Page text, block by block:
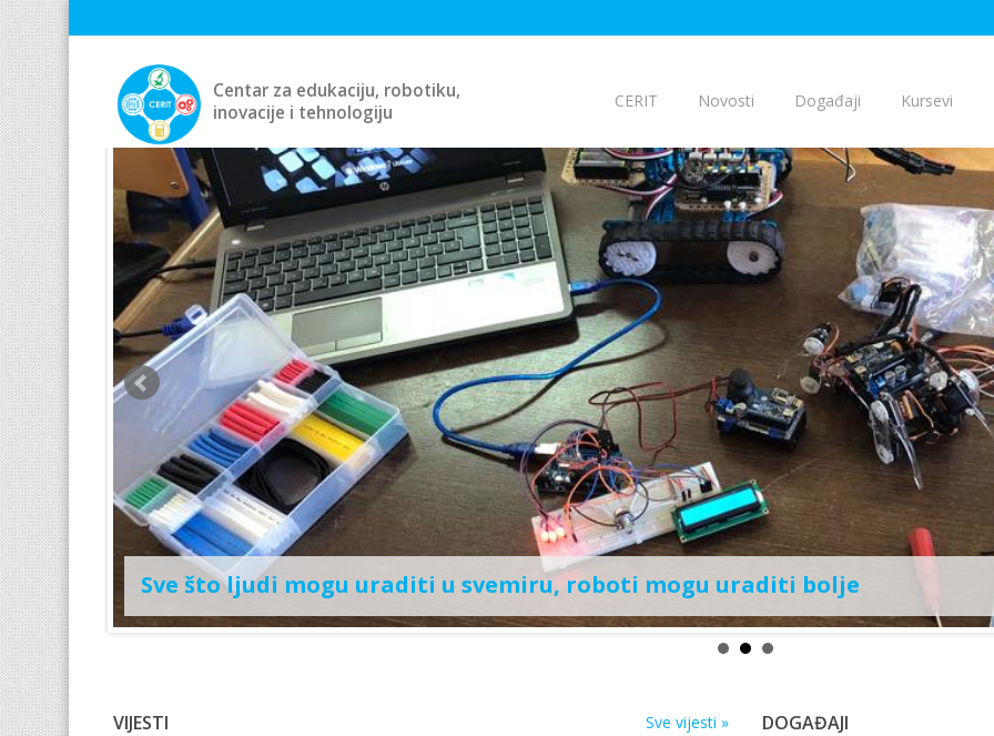
Centar za edukaciju, robotiku,
inovacije i tehnologiju
CERIT Novosti Događaji Kursevi
Sve što ljudi mogu uraditi u svemiru, roboti mogu uraditi bolje
VIJESTI Sve vijesti » DOGAĐAJI